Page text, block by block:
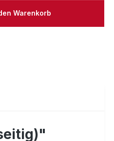
Wert
Warenkorb